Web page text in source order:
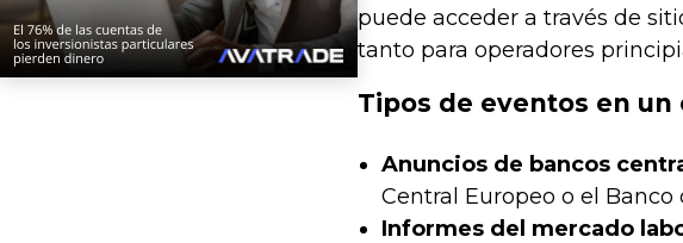
puede acceder a través de
tanto para operadores
Tipos de eventos en
Anuncios de bancos
Central Europeo o el Banco
Informes del mercado